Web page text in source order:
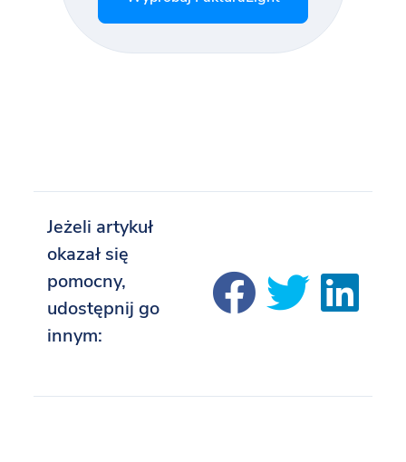
Jeżeli artykuł
okazał się
pomocny,
udostępnij go
innym: